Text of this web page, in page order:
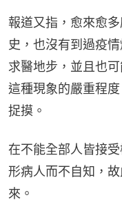
報道又指，愈來愈
史，也沒有到過疫
求醫地步，並且也
這種現象的嚴重程
捉摸。
在不能全部人皆接
形病人而不自知，
來。